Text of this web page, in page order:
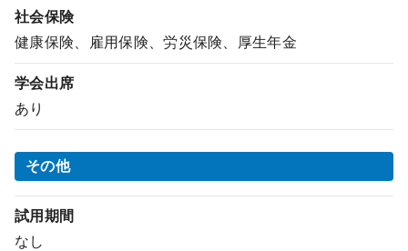
社会保険
健康保険、雇用保険、労災保険、厚生年金
学会出席
あり
その他
試用期間
なし